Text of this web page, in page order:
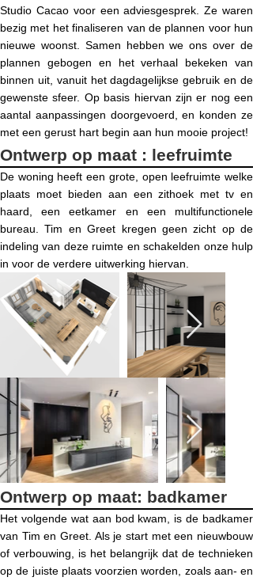
Studio Cacao voor een adviesgesprek. Ze waren
bezig met het finaliseren van de plannen voor hun
nieuwe woonst. Samen hebben we ons over de
plannen gebogen en het verhaal bekeken van
binnen uit, vanuit het dagdagelijkse gebruik en de
gewenste sfeer. Op basis hiervan zijn er nog een
aantal aanpassingen doorgevoerd, en konden ze
met een gerust hart begin aan hun mooie project!
Ontwerp op maat : leefruimte
De woning heeft een grote, open leefruimte welke
plaats moet bieden aan een zithoek met tv en
haard, een eetkamer en een multifunctionele
bureau. Tim en Greet kregen geen zicht op de
indeling van deze ruimte en schakelden onze hulp
in voor de verdere uitwerking hiervan.
Ontwerp op maat: badkamer
Het volgende wat aan bod kwam, is de badkamer
van Tim en Greet. Als je start met een nieuwbouw
of verbouwing, is het belangrijk dat de technieken
op de juiste plaats voorzien worden, zoals aan- en